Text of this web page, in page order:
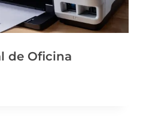
de Oficina